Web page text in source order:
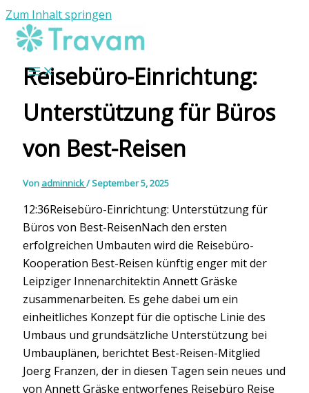
Zum Inhalt springen
Reisebüro-Einrichtung:
Unterstützung für Büros
von Best-Reisen
Von adminnick/September 5, 2025
12:36Reisebüro-Einrichtung: Unterstützung für
Büros von Best-ReisenNach den ersten
erfolgreichen Umbauten wird die Reisebüro-
Kooperation Best-Reisen künftig enger mit der
Leipziger Innenarchitektin Annett Gräske
zusammenarbeiten. Es gehe dabei um ein
einheitliches Konzept für die optische Linie des
Umbaus und grundsätzliche Unterstützung bei
Umbauplänen, berichtet Best-Reisen-Mitglied
Joerg Franzen, der in diesen Tagen sein neues und
von Annett Gräske entworfenes Reisebüro Reise